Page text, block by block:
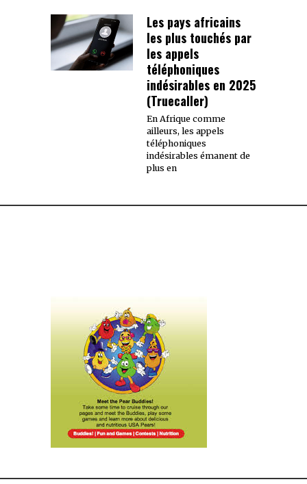
Les pays africains
les plus touchés par
les appels
téléphoniques
indésirables en 2025
(Truecaller)
En Afrique comme
ailleurs, les appels
téléphoniques
indésirables émanent de
plus en